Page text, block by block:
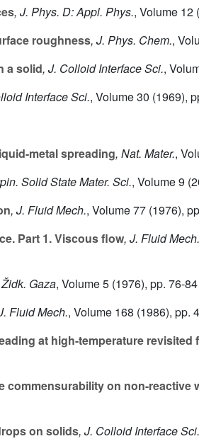
, J. Phys. D: Appl. Phys., Volume 12
roughness, J. Phys. Chem.,
a solid, J. Colloid Interface Sci.,
Interface Sci., Volume 30 (1969),
metal spreading, Nat. Mater.,
Solid State Mater. Sci., Volume 9
, J. Fluid Mech., Volume 77 (1976),
Part 1. Viscous flow, J. Fluid Mech.
Gaza, Volume 5 (1976), pp. 76-84
Fluid Mech., Volume 168 (1986), pp.
at high-temperature revisited
commensurability on non-reactive
on solids, J. Colloid Interface Sci.